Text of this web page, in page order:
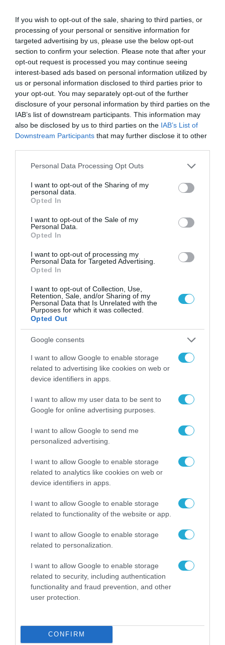
If you wish to opt-out of the sale, sharing to third parties, or
processing of your personal or sensitive information for
targeted advertising by us, please use the below opt-out
section to confirm your selection. Please note that after your
opt-out request is processed you may continue seeing
interest-based ads based on personal information utilized by
us or personal information disclosed to third parties prior to
your opt-out. You may separately opt-out of the further
disclosure of your personal information by third parties on the
IAB’s list of downstream participants. This information may
also be disclosed by us to third parties on the IAB’s List of
Downstream Participants that may further disclose it to other
Please note that this website/app uses one or more Google
not limited to your visit or usage behaviour. You may click to
grant or deny consent to Google and its third-party tags to
use your data for below specified purposes in below Google
consent section.
Personal Data Processing Opt Outs
I want to opt-out of the Sharing of my
personal data.
Opted In
I want to opt-out of the Sale of my
Personal Data.
Opted In
I want to opt-out of processing my
Personal Data for Targeted Advertising.
Opted In
I want to opt-out of Collection, Use,
Retention, Sale, and/or Sharing of my
Personal Data that Is Unrelated with the
Purposes for which it was collected.
Opted Out
Google consents
I want to allow Google to enable storage
related to advertising like cookies on web or
device identifiers in apps.
I want to allow my user data to be sent to
Google for online advertising purposes.
I want to allow Google to send me
personalized advertising.
I want to allow Google to enable storage
related to analytics like cookies on web or
device identifiers in apps.
I want to allow Google to enable storage
related to functionality of the website or app.
I want to allow Google to enable storage
related to personalization.
I want to allow Google to enable storage
related to security, including authentication
functionality and fraud prevention, and other
user protection.
CONFIRM
ΡΟΗ ΕΙΔΗΣΕΩΝ
Το χρηματοδοτούμενο
από την ΕΕ έργο “The
Gaming Police”
ενισχύει την ασφάλεια
των παιδιών στο
διαδίκτυο
31.07.2026
ΑΑΔΕ: Διευκρινίσεις
για τα πρόστιμα σε
παραβάσεις που
αφορούν τους ΦΗΜ
31.07.2026
Σ. Καλαφάτης: «Η
Τεχνητή Νοημοσύνη
δεν είναι απλώς μια
νέα τεχνολογία, είναι
μια νέα βιομηχανική
31.07.2026
Νέος οδηγός του ΕΚΤ
για τη χρηματοδότηση
των ελληνικών
χώρο της άμυνας
31.07.2026
Η πιο ταξιδιάρικη
βαλίτσα του φετινού
καλοκαιριού έχει την
υπογραφή της Xiaomi
31.07.2026
ΠΡΟΪΟΝΤΑ-ΥΠΗΡΕΣΙΕΣ